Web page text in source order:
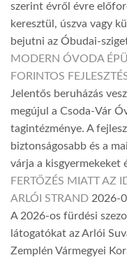
szerint évről évre
keresztül, úszva vagy
bejutni az Óbudai-
MODERN ÓVODA
FORINTOS
Jelentős beruházás
megújul a Csoda-Vár
tagintézménye. A
biztonságosabb és a
várja a kisgyermekeket
FERTŐZÉS MIATT AZ
ARLÓI STRAND 2026-
A 2026-os fürdési
látogatókat az Arlói
Zemplén Vármegyei